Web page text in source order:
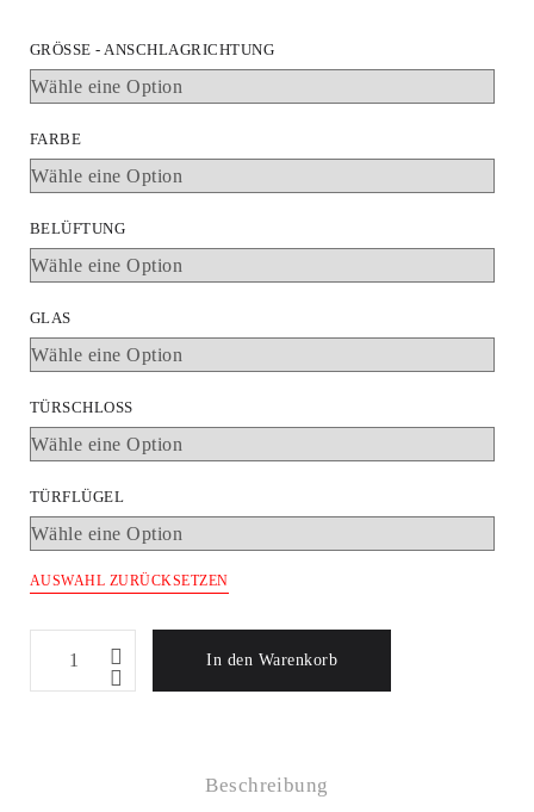
GRÖSSE - ANSCHLAGRICHTUNG
FARBE
BELÜFTUNG
GLAS
TÜRSCHLOSS
TÜRFLÜGEL
AUSWAHL ZURÜCKSETZEN
ERKADO
INNENTÜR
In den Warenkorb
Beschreibung